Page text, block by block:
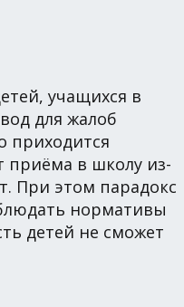
учащихся в
для жалоб
приходится
приёма в школу из-
При этом парадокс
нормативы
детей не сможет